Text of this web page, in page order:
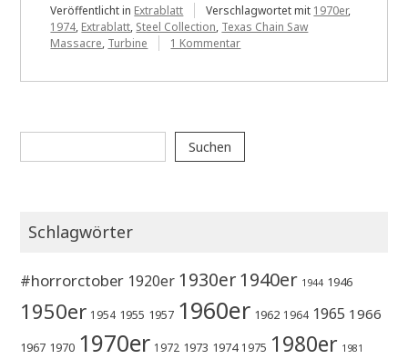
Chain
Saw
Blu-
Veröffentlicht in Extrablatt Verschlagwortet mit 1970er,
1974, Extrablatt, Steel Collection, Texas Chain Saw
Massacre, Turbine 1 Kommentarzu
Turbine?
Suchen
Suchen
Schlagwörter
#horrorctober 1920er 1930er1940er 1944 1946
1950er 1954 1955 1957 1960er 1962 1964 1965 1966
1967 1970 1970er 1972 1973 1974 1975 1980er 1981